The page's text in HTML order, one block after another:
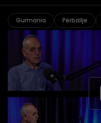
Gurmania Përballje